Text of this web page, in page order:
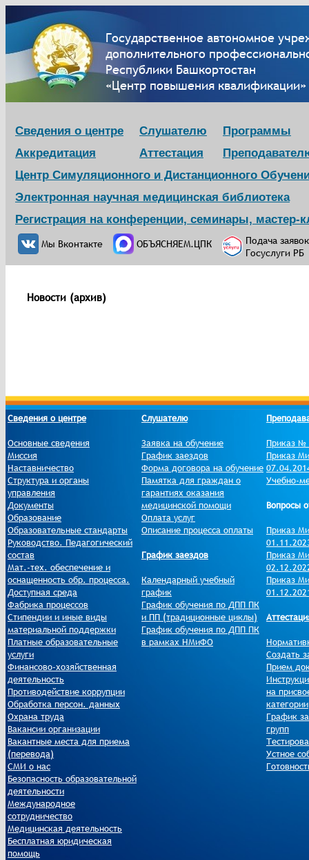
Государственное автономное
дополнительного
Республики Башкортостан
«Центр повышения квалификации»
Сведения о центре Слушателю
Программы
Аккредитация
Аттестация
Центр Симуляционного и Дистанционного
Электронная научная медицинская библиотека
Регистрация на конференции, семинары,
Мы Вконтакте ОБЪЯСНЯЕМ.ЦПК
Подача
Госуслуги РБ
Новости (архив)
Сведения о центре
Основные сведения
Миссия
Наставничество
Структура и органы
управления
Документы
Образование
Образовательные стандарты
Руководство. Педагогический
состав
Мат.-тех. обеспечение и
оснащенность обр. процесса.
Доступная среда
Фабрика процессов
Стипендии и иные виды
материальной поддержки
Платные образовательные
услуги
Финансово-хозяйственная
деятельность
Противодействие коррупции
Обработка персон. данных
Охрана труда
Вакансии организации
Вакантные места для приема
(перевода)
СМИ о нас
Безопасность образовательной
деятельности
Международное
сотрудничество
Медицинская деятельность
Бесплатная юридическая
помощь
Слушателю
Заявка на обучение
График заездов
Форма договора на обучение
Памятка для граждан о
гарантиях оказания
медицинской помощи
Оплата услуг
Описание процесса оплаты
График заездов
Календарный учебный
график
График обучения по ДПП ПК
и ПП (традиционные циклы)
График обучения по ДПП ПК
в рамках НМиФО
Приказ №
Приказ
Учебно-
Вопросы
Приказ
Приказ
Приказ
Создать
Прием
на
категории
График
групп
Устное